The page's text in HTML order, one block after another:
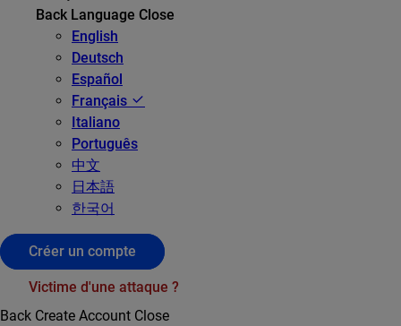
Back Language Close
English
Deutsch
Español
Français
Italiano
Português
中文
日本語
한국어
Créer un compte
Victime d'une attaque ?
Back Create Account Close